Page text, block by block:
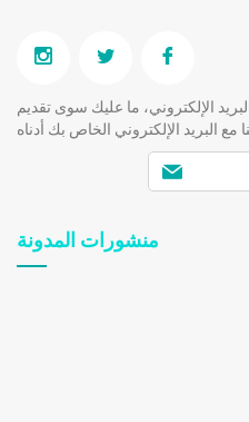
الإلكتروني، ما عليك سوى تقديم
مع البريد الإلكتروني الخاص بك أدناه
منشورات المدونة